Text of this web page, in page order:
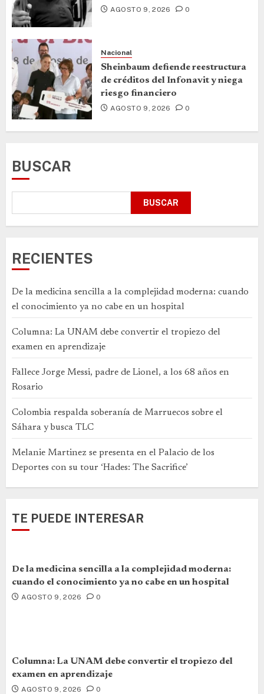
AGOSTO 9, 2026 0
Nacional
Sheinbaum defiende reestructura
de créditos del Infonavit y niega
riesgo financiero
AGOSTO 9, 2026 0
BUSCAR
BUSCAR
RECIENTES
De la medicina sencilla a la complejidad moderna: cuando
el conocimiento ya no cabe en un hospital
Columna: La UNAM debe convertir el tropiezo del
examen en aprendizaje
Fallece Jorge Messi, padre de Lionel, a los 68 años en
Rosario
Colombia respalda soberanía de Marruecos sobre el
Sáhara y busca TLC
Melanie Martinez se presenta en el Palacio de los
Deportes con su tour ‘Hades: The Sacrifice’
TE PUEDE INTERESAR
De la medicina sencilla a la complejidad moderna:
cuando el conocimiento ya no cabe en un hospital
AGOSTO 9, 2026 0
Columna: La UNAM debe convertir el tropiezo del
examen en aprendizaje
AGOSTO 9, 2026 0